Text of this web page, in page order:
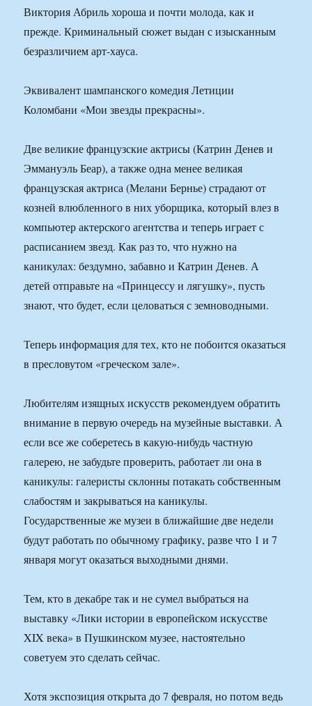
Виктория Абриль хороша и почти молода, как и
прежде. Криминальный сюжет выдан с изысканным
безразличием арт-хауса.
Эквивалент шампанского комедия Летиции
Коломбани «Мои звезды прекрасны».
Две великие французские актрисы (Катрин Денев и
Эммануэль Беар), а также одна менее великая
французская актриса (Мелани Бернье) страдают от
козней влюбленного в них уборщика, который влез в
компьютер актерского агентства и теперь играет с
расписанием звезд. Как раз то, что нужно на
каникулах: бездумно, забавно и Катрин Денев. А
детей отправьте на «Принцессу и лягушку», пусть
знают, что будет, если целоваться с земноводными.
Теперь информация для тех, кто не побоится оказаться
в пресловутом «греческом зале».
Любителям изящных искусств рекомендуем обратить
внимание в первую очередь на музейные выставки. А
если все же соберетесь в какую-нибудь частную
галерею, не забудьте проверить, работает ли она в
каникулы: галеристы склонны потакать собственным
слабостям и закрываться на каникулы.
Государственные же музеи в ближайшие две недели
будут работать по обычному графику, разве что 1 и 7
января могут оказаться выходными днями.
Тем, кто в декабре так и не сумел выбраться на
выставку «Лики истории в европейском искусстве
XIX века» в Пушкинском музее, настоятельно
советуем это сделать сейчас.
Хотя экспозиция открыта до 7 февраля, но потом ведь